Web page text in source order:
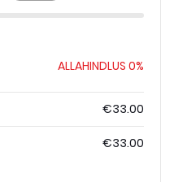
ALLAHINDLUS 0%
€33.00
€33.00